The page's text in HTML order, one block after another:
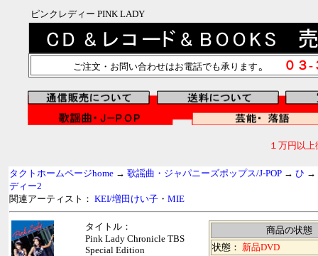
ピンクレディー PINK LADY
ご注文・お問い合わせはお電話でも承ります。 ０３
１万円以
タクトホームページhome → 歌謡曲・ジャパニーズポップス/J-POP → ひ →
ディー2
関連アーティスト： KEI/増田けい子 ・ MIE
タイトル：
Pink Lady Chronicle TBS
Special Edition
商品の状態
状態： 新品DVD